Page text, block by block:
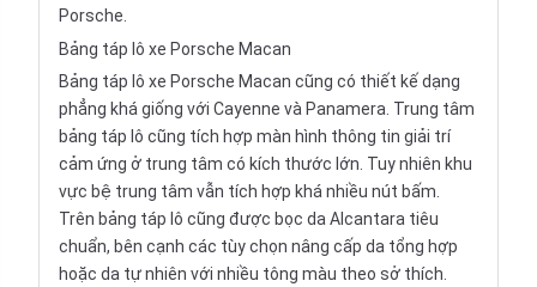
Porsche.
Bảng táp lô xe Porsche Macan
Bảng táp lô xe Porsche Macan cũng có thiết kế dạng
phẳng khá giống với Cayenne và Panamera. Trung tâm
bảng táp lô cũng tích hợp màn hình thông tin giải trí
cảm ứng ở trung tâm có kích thước lớn. Tuy nhiên khu
vực bệ trung tâm vẫn tích hợp khá nhiều nút bấm.
Trên bảng táp lô cũng được bọc da Alcantara tiêu
chuẩn, bên cạnh các tùy chọn nâng cấp da tổng hợp
hoặc da tự nhiên với nhiều tông màu theo sở thích.